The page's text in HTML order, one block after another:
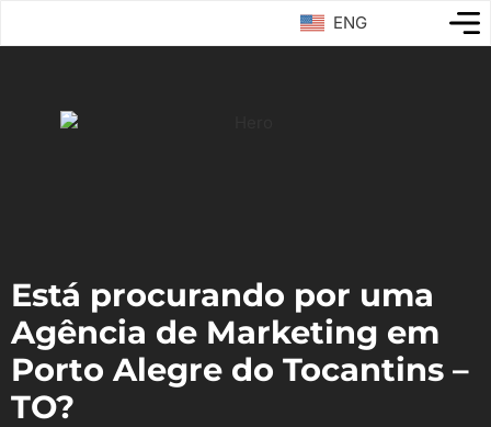
ENG
Está procurando por uma
Agência de Marketing em
Porto Alegre do Tocantins –
TO?